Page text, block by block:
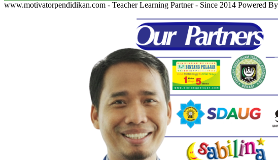
www.motivatorpendidikan.com - Teacher Learning Partner - Since 2014 Powered By